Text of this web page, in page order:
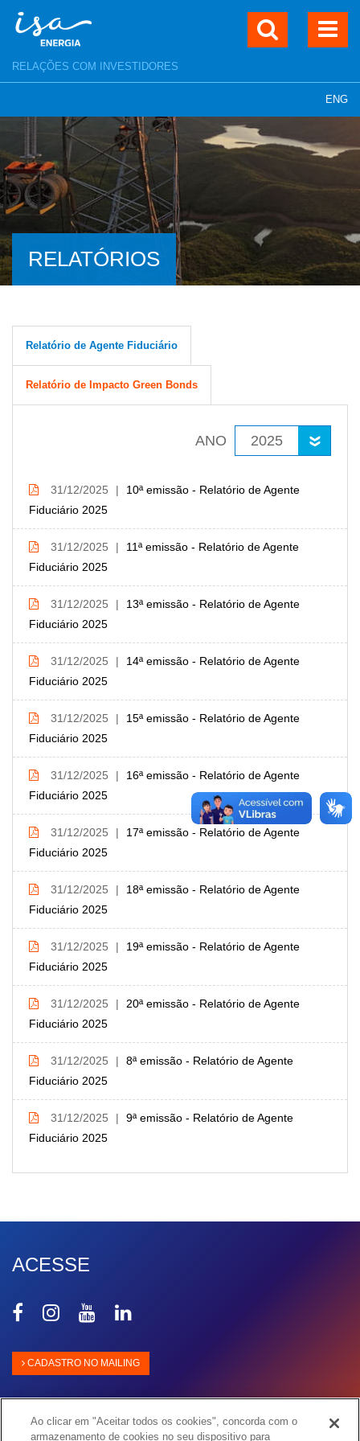
RELAÇÕES COM INVESTIDORES
ENG
RELATÓRIOS
Relatório de Agente Fiduciário
Relatório de Impacto Green Bonds
ANO
31/12/2025
10ª emissão - Relatório de Agente
Fiduciário 2025
31/12/2025
11ª emissão - Relatório de Agente
Fiduciário 2025
31/12/2025
13ª emissão - Relatório de Agente
Fiduciário 2025
31/12/2025
14ª emissão - Relatório de Agente
Fiduciário 2025
31/12/2025
15ª emissão - Relatório de Agente
Fiduciário 2025
31/12/2025
16ª emissão - Relatório de Agente
Fiduciário 2025
31/12/2025
17ª emissão - Relatório de Agente
Fiduciário 2025
31/12/2025
18ª emissão - Relatório de Agente
Fiduciário 2025
31/12/2025
19ª emissão - Relatório de Agente
Fiduciário 2025
31/12/2025
20ª emissão - Relatório de Agente
Fiduciário 2025
31/12/2025
8ª emissão - Relatório de Agente
Fiduciário 2025
31/12/2025
9ª emissão - Relatório de Agente
Fiduciário 2025
ACESSE
CompartilharCompartilharCompartilhar
no
CADASTRO NO MAILING
Ao clicar em "Aceitar todos os cookies", concorda com o
armazenamento de cookies no seu dispositivo para